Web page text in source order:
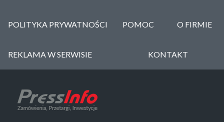
POLITYKA PRYWATNOŚCI POMOC O FIRMIE
REKLAMA W SERWISIE KONTAKT